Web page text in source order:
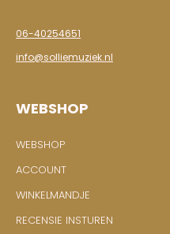
06-40254651
info@solliemuziek.nl
WEBSHOP
WEBSHOP
ACCOUNT
WINKELMANDJE
RECENSIE INSTUREN